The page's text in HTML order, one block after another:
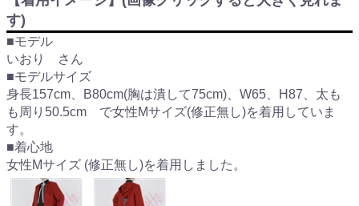
す)
■モデル
いおり さん
■モデルサイズ
身長157cm、B80cm(胸は潰して75cm)、W65、H87、太も
も周り50.5cm で女性Mサイズ(修正無し)を着用していま
す。
■着心地
女性Mサイズ (修正無し)を着用しました。